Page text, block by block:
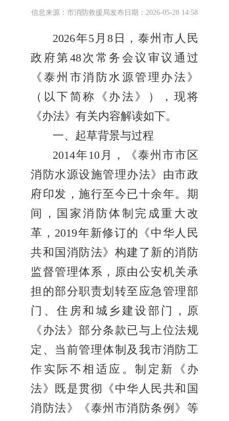
信息来源：市消防救援局发布日期：2026-05-28 14:58
2026年5月8日，泰州市人民
政府第48次常务会议审议通过
《泰州市消防水源管理办法》
（以下简称《办法》），现将
《办法》有关内容解读如下。
一、起草背景与过程
2014年10月，《泰州市市区
消防水源设施管理办法》由市政
府印发，施行至今已十余年。期
间，国家消防体制完成重大改
革，2019年新修订的《中华人民
共和国消防法》构建了新的消防
监督管理体系，原由公安机关承
担的部分职责划转至应急管理部
门、住房和城乡建设部门，原
《办法》部分条款已与上位法规
定、当前管理体制及我市消防工
作实际不相适应。制定新《办
法》既是贯彻《中华人民共和国
消防法》《泰州市消防条例》等